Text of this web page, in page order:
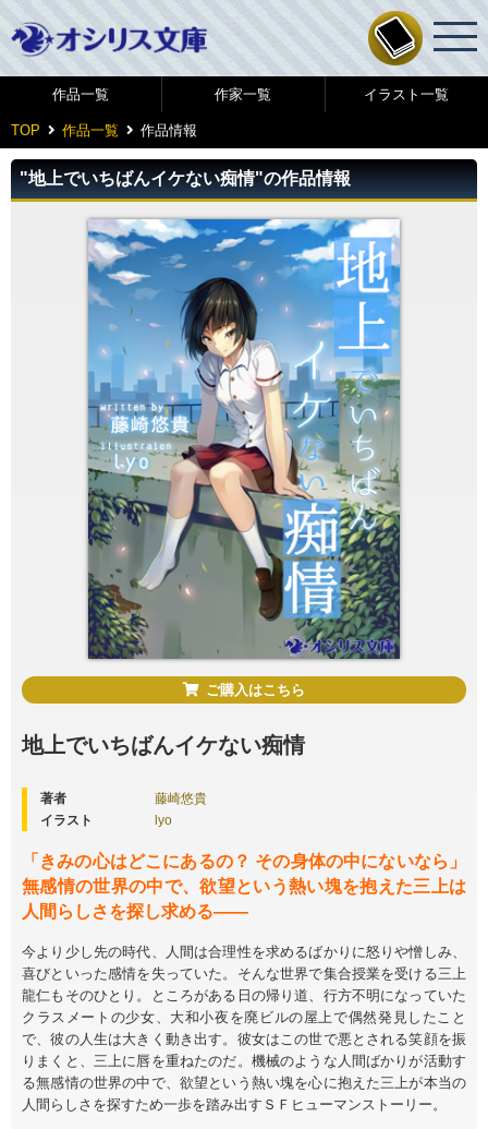
作品一覧 作家一覧 イラスト一覧
TOP 作品一覧 作品情報
"地上でいちばんイケない痴情"の作品情報
ご購入はこちら
地上でいちばんイケない痴情
著者
藤崎悠貴
イラスト
lyo
「きみの心はどこにあるの？ その身体の中にないなら」
無感情の世界の中で、欲望という熱い塊を抱えた三上は
人間らしさを探し求める――
今より少し先の時代、人間は合理性を求めるばかりに怒りや憎しみ、
喜びといった感情を失っていた。そんな世界で集合授業を受ける三上
龍仁もそのひとり。ところがある日の帰り道、行方不明になっていた
クラスメートの少女、大和小夜を廃ビルの屋上で偶然発見したこと
で、彼の人生は大きく動き出す。彼女はこの世で悪とされる笑顔を振
りまくと、三上に唇を重ねたのだ。機械のような人間ばかりが活動す
る無感情の世界の中で、欲望という熱い塊を心に抱えた三上が本当の
人間らしさを探すため一歩を踏み出すＳＦヒューマンストーリー。